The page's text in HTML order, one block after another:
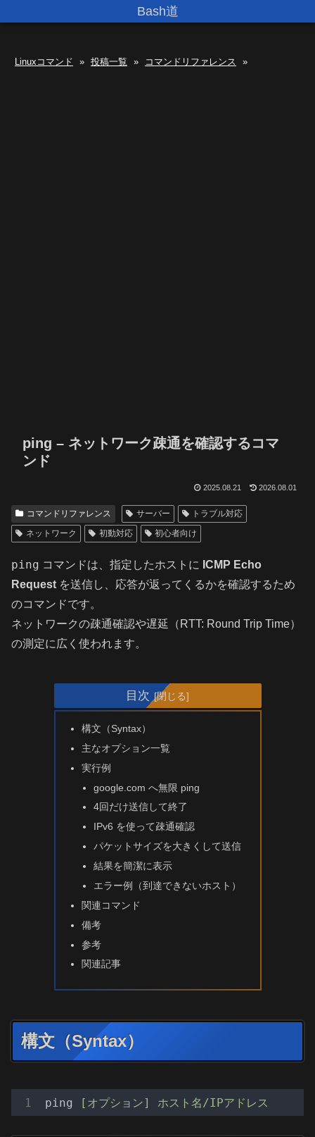
Bash道
Linuxコマンド » 投稿一覧 » コマンドリファレンス »
ping – ネットワーク疎通を確認するコマ
ンド
2025.08.21 2026.08.01
コマンドリファレンス サーバー
トラブル対応
ネットワーク
初動対応 初心者向け
ping コマンドは、指定したホストに ICMP Echo
Request を送信し、応答が返ってくるかを確認するため
のコマンドです。
ネットワークの疎通確認や遅延（RTT: Round Trip Time）
の測定に広く使われます。
目次
構文（Syntax）
主なオプション一覧
実行例
google.com へ無限 ping
4回だけ送信して終了
IPv6 を使って疎通確認
パケットサイズを大きくして送信
結果を簡潔に表示
エラー例（到達できないホスト）
関連コマンド
備考
参考
関連記事
構文（Syntax）
ping [オプション] ホスト名/IPアドレス